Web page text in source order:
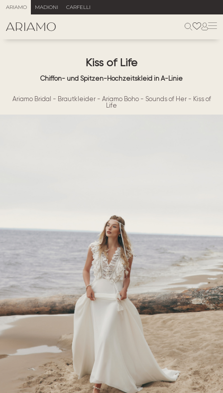
ARIAMO MADIONI CARFELLI
Kiss of Life
Chiffon- und Spitzen-Hochzeitskleid in A-Linie
Ariamo Bridal - Brautkleider- Ariamo Boho- Sounds of Her- Kiss of
Life